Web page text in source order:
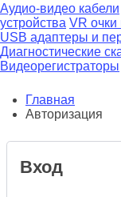
Аудио-видео кабели
устройства VR очки
USB адаптеры и
Диагностические
Видеорегистраторы
Главная
Авторизация
Вход